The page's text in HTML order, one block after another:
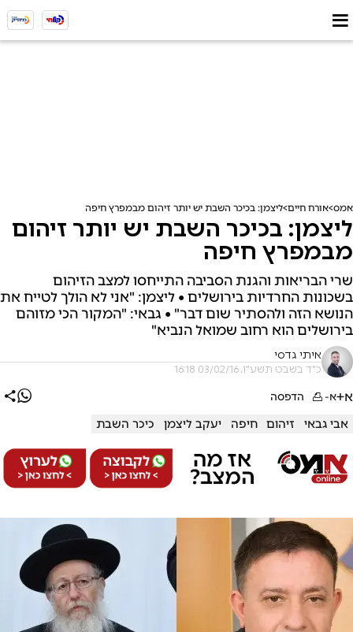
אמס אורח חיים ליצמן: בכיכר השבת יש יותר זיהום מבמפרץ חיפה
ליצמן: בכיכר השבת יש יותר זיהום
מבמפרץ חיפה
שרי הבריאות והגנת הסביבה התייחסו למצב הזיהום
בשכונות החרדיות בירושלים • ליצמן: "אני לא הולך לטייח את
הנושא הזה ולהסתיר שום דבר" • גבאי: "המקור הכי מזוהם
בירושלים הוא רחוב שמואל הנביא"
איתי גדסי
כ"ד בשבט תשע"ו, 03/02/16 16:18
א+א- הדפסה
אבי גבאי זיהום חיפה יעקב ליצמן כיכר השבת